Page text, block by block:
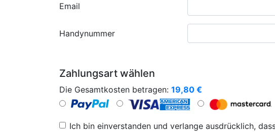
Email
Handynummer
Zahlungsart wählen
Die Gesamtkosten betragen: 19,80 €
Ich bin einverstanden und verlange ausdrücklich,